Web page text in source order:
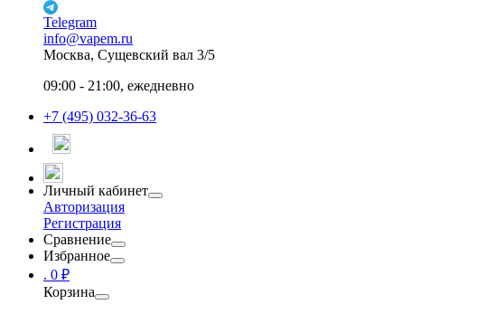
Telegram
info@vapem.ru
Москва, Сущевский вал 3/5
09:00 - 21:00, ежедневно
+7 (495) 032-36-63
Личный кабинет
Авторизация
Регистрация
Сравнение
Избранное
. 0 ₽
Корзина